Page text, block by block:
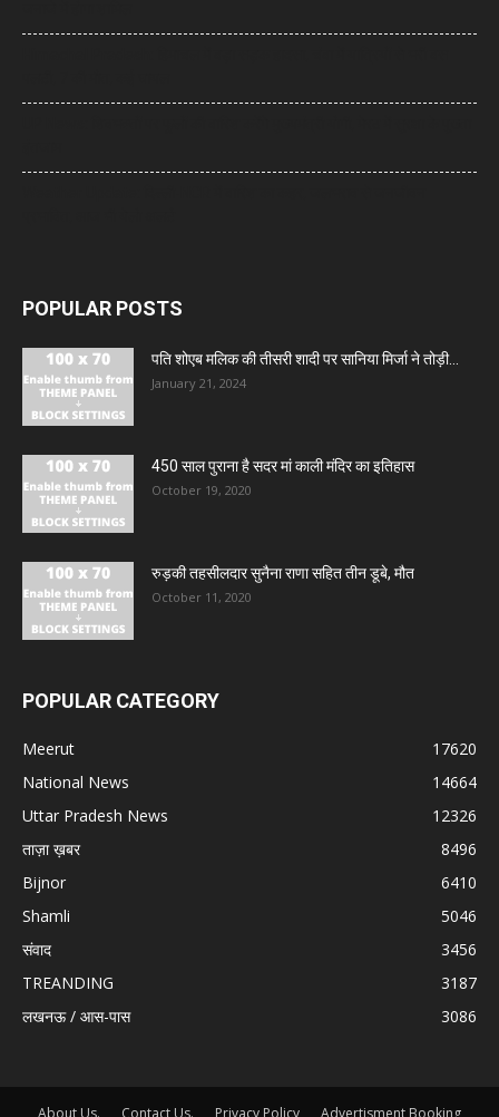
POPULAR POSTS
पति शोएब मलिक की तीसरी शादी पर सानिया मिर्जा ने तोड़ी...
January 21, 2024
450 साल पुराना है सदर मां काली मंदिर का इतिहास
October 19, 2020
रुड़की तहसीलदार सुनैना राणा सहित तीन डूबे, मौत
October 11, 2020
POPULAR CATEGORY
Meerut
17620
National News
14664
Uttar Pradesh News
12326
ताज़ा ख़बर
8496
Bijnor
6410
Shamli
5046
संवाद
3456
TREANDING
3187
लखनऊ / आस-पास
3086